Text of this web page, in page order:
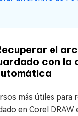
el
con la
más útiles para
en Corel DRAW